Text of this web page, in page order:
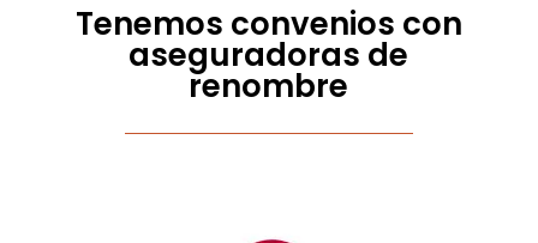
Tenemos convenios con
aseguradoras de
renombre